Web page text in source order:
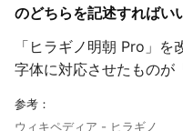
のどちらを記述すればい
「ヒラギノ明朝 Pro」
字体に対応させたものが
参考：
ウィキペディア - ヒラギノ